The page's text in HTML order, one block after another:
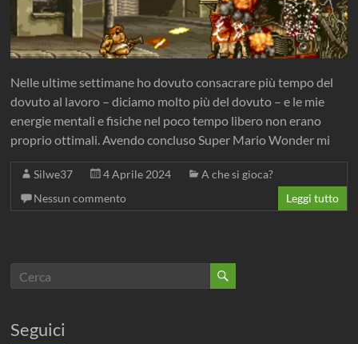
Nelle ultime settimane ho dovuto consacrare più tempo del
dovuto al lavoro – diciamo molto più del dovuto – e le mie
energie mentali e fisiche nel poco tempo libero non erano
proprio ottimali. Avendo concluso Super Mario Wonder mi
Silwe37 4 Aprile 2024
A che si gioca?
Nessun commento
Leggi tutto
Seguici